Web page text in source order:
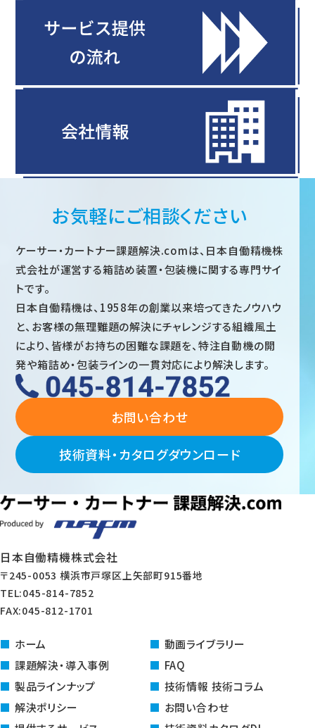
お気軽にご相談ください
ケーサー・カートナー課題解決.comは、日本自働精機株
式会社が運営する箱詰め装置・包装機に関する専門サイ
トです。
日本自働精機は、1958年の創業以来培ってきたノウハウ
と、お客様の無理難題の解決にチャレンジする組織風土
により、皆様がお持ちの困難な課題を、特注自動機の開
発や箱詰め・包装ラインの一貫対応により解決します。
お問い合わせ
技術資料・カタログダウンロード
日本自働精機株式会社
〒245-0053 横浜市戸塚区上矢部町915番地
TEL:045-814-7852
FAX:045-812-1701
ホーム
課題解決・導入事例
製品ラインナップ
解決ポリシー
動画ライブラリー
FAQ
技術情報 技術コラム
お問い合わせ